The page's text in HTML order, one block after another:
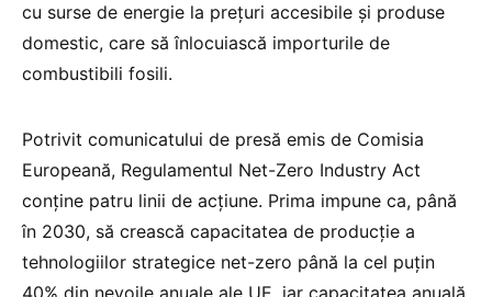
cu surse de energie la prețuri accesibile și produse
domestic, care să înlocuiască importurile de
combustibili fosili.
Potrivit comunicatului de presă emis de Comisia
Europeană, Regulamentul Net-Zero Industry Act
conține patru linii de acțiune. Prima impune ca, până
în 2030, să crească capacitatea de producție a
tehnologiilor strategice net-zero până la cel puțin